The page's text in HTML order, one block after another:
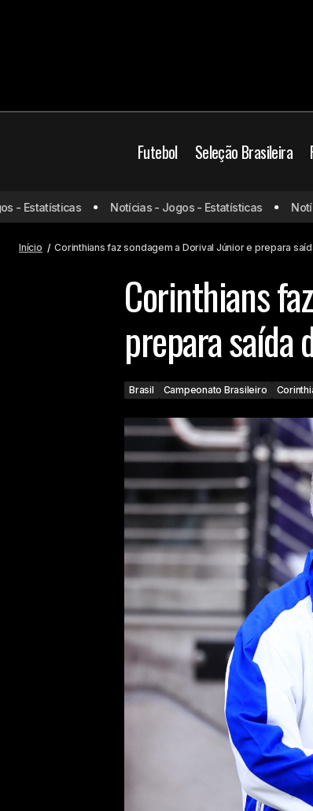
Futebol Seleção Brasileira
Grêmio inicia busca por novo técnico e
avança em conversas com Mano
Menezes
Brasil
Futebol
Estatísticas Notícias - Jogos - Estatísticas
Início Corinthians faz sondagem a Dorival Júnior e prepara
Corinthians
prepara saída
Brasil Campeonato Brasileiro